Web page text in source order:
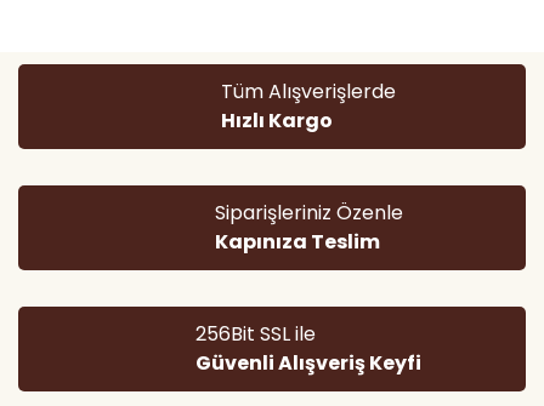
Ürün resmi kalitesiz, bozuk veya görüntülenemiyor.
Ürün açıklamasında eksik bilgiler bulunuyor.
Ürün bilgilerinde hatalar bulunuyor.
Bu ürüne benzer farklı alternatifler olmalı.
Gönder
Tüm Alışverişlerde
Hızlı Kargo
Siparişleriniz Özenle
Kapınıza Teslim
256Bit SSL ile
Güvenli Alışveriş Keyfi